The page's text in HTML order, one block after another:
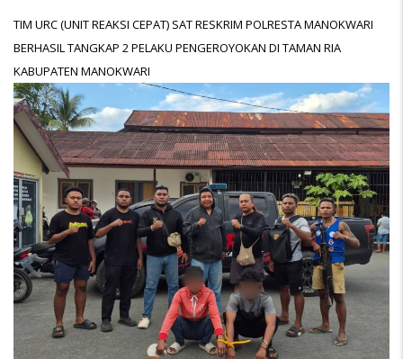
TIM URC (UNIT REAKSI CEPAT) SAT RESKRIM POLRESTA MANOKWARI
BERHASIL TANGKAP 2 PELAKU PENGEROYOKAN DI TAMAN RIA
KABUPATEN MANOKWARI